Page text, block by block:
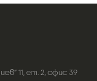
11, ет. 2, офис 39